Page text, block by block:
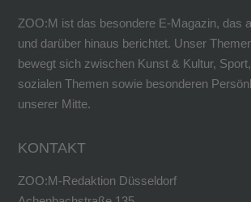
ZOO:M ist das besondere E-Magazin, das
und darüber hinaus berichtet. Unser
bewegt sich zwischen Kunst & Kultur,
sozialen Themen sowie besonderen
unserer Mitte.
KONTAKT
ZOO:M-Redaktion Düsseldorf